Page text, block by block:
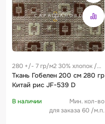
280 +/- 7 гр/м2 30% хлопок /
70% полиэстер 0.22 м
Ткань Гобелен 200 см 280 гр
Китай рис JF-539 D
В наличии
Мин. кол-во
для заказа 60 /м.п.